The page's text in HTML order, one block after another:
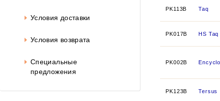
Условия доставки
Условия возврата
Специальные
предложения
PK113B Taq
PK017B HS Taq
PK002B Encyclo
PK123B Tersus